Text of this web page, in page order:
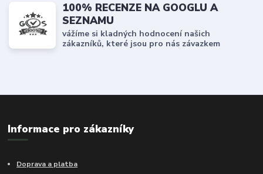
100% RECENZE NA GOOGLU A
SEZNAMU
vážíme si kladných hodnocení našich
zákazníků, které jsou pro nás závazkem
Informace pro zákazníky
Doprava a platba